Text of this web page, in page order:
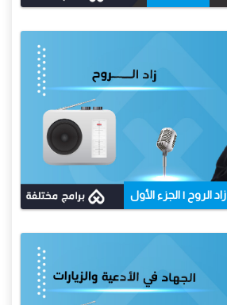
زاد الروح | الجزء الأول